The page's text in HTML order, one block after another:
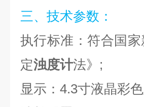
三、技术参数：
执行标准：符合国
定浊度计法》;
显示：4.3寸液晶彩